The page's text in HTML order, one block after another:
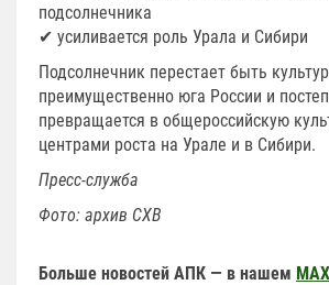
подсолнечника
✔ усиливается роль Урала и Сибири
Подсолнечник перестает быть
преимущественно юга России и
превращается в общероссийскую
центрами роста на Урале и в Сибири.
Пресс-служба
Фото: архив СХВ
Больше новостей АПК — в нашем MAX